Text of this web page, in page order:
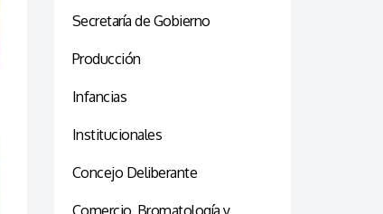
Secretaría de Gobierno
Producción
Infancias
Institucionales
Concejo Deliberante
Comercio, Bromatología y